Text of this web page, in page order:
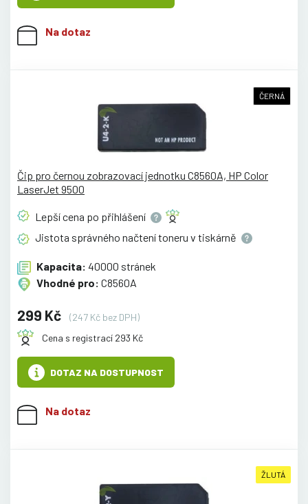
Na dotaz
ČERNÁ
Čip pro černou zobrazovací jednotku C8560A, HP Color
LaserJet 9500
Lepší cena po přihlášení
Jistota správného načtení toneru v tiskárně
Kapacita: 40000 stránek
Vhodné pro: C8560A
299 Kč
(247 Kč bez DPH)
Cena s registrací 293 Kč
DOTAZ NA DOSTUPNOST
Na dotaz
ŽLUTÁ